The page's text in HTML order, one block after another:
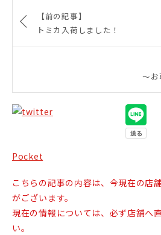
【前の記事】
トミカ入荷しました！
〜お
Pocket
こちらの記事の内容は、今現在の店
がございます。
現在の情報については、必ず店舗へ
い。